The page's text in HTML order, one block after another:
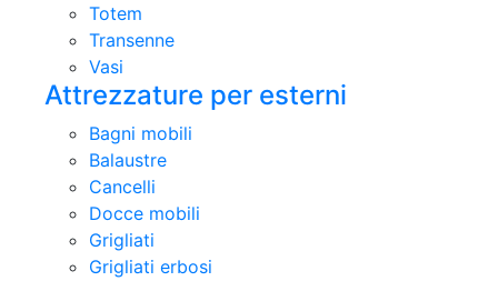
Totem
Transenne
Vasi
Attrezzature per esterni
Bagni mobili
Balaustre
Cancelli
Docce mobili
Grigliati
Grigliati erbosi